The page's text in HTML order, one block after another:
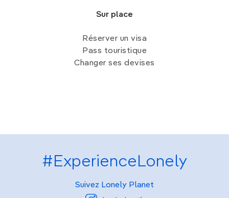
Sur place
Réserver un visa
Pass touristique
Changer ses devises
#ExperienceLonely
Suivez Lonely Planet